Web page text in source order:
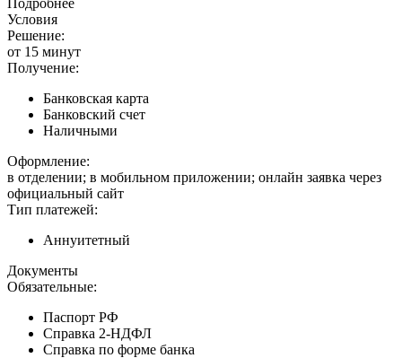
Условия
Решение:
от 15 минут
Получение:
Банковская карта
Банковский счет
Наличными
Оформление:
в отделении; в мобильном приложении; онлайн заявка через
официальный сайт
Тип платежей:
Аннуитетный
Документы
Обязательные:
Паспорт РФ
Справка 2-НДФЛ
Справка по форме банка